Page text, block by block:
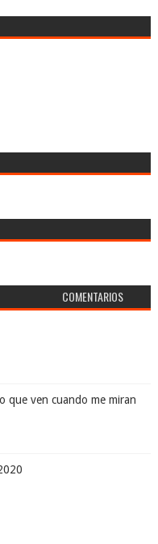
COMENTARIOS
que ven cuando me miran